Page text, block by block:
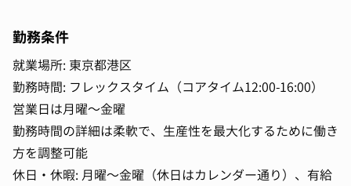
勤務条件
就業場所: 東京都港区
勤務時間: フレックスタイム（コアタイム12:00-16:00）
営業日は月曜〜金曜
勤務時間の詳細は柔軟で、生産性を最大化するために働き
方を調整可能
休日・休暇: 月曜〜金曜（休日はカレンダー通り）、有給